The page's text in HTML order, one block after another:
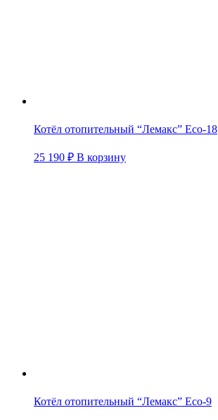
Котёл отопительный “Лемакс” Eco-18
25 190 ₽ В корзину
Котёл отопительный “Лемакс” Eco-9